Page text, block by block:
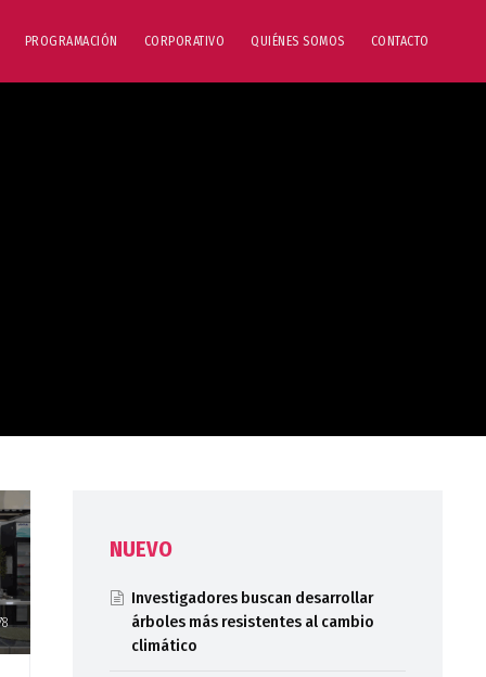
PROGRAMACIÓN CORPORATIVO QUIÉNES SOMOS CONTACTO
NUEVO
Investigadores buscan desarrollar
árboles más resistentes al cambio
climático